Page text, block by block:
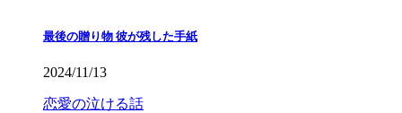
最後の贈り物 彼が残した手紙
2024/11/13
恋愛の泣ける話